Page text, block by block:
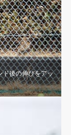
ド後の伸びをアッ